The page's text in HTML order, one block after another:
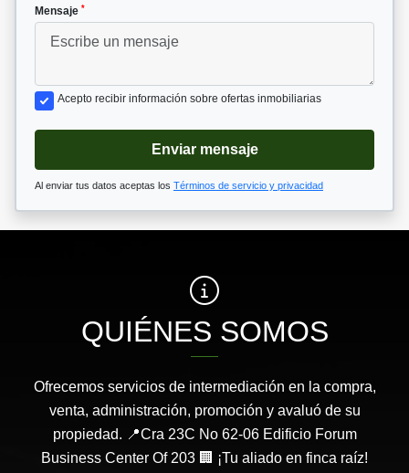
Mensaje *
Acepto recibir información sobre ofertas inmobiliarias
Enviar mensaje
Al enviar tus datos aceptas los Términos de servicio y privacidad
QUIÉNES SOMOS
Ofrecemos servicios de intermediación en la compra,
venta, administración, promoción y avaluó de su
propiedad. 📍Cra 23C No 62-06 Edificio Forum
Business Center Of 203 🏢 ¡Tu aliado en finca raíz!